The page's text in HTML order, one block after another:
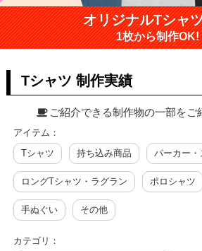
オリジナルTシャ
1枚から制作OK!
Tシャツ 制作実績
ご紹介できる制作物の一部をご
アイテム：
Tシャツ
持ち込み商品 パーカー・
ロングTシャツ・ラグラン ポロシャツ
手ぬぐい その他
カテゴリ：